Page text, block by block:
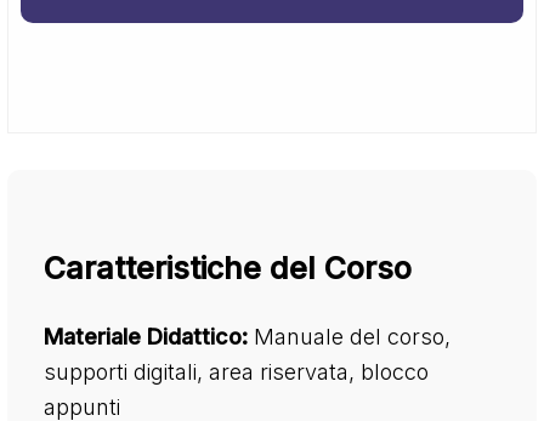
Caratteristiche del Corso
Materiale Didattico: Manuale del corso,
supporti digitali, area riservata, blocco
appunti